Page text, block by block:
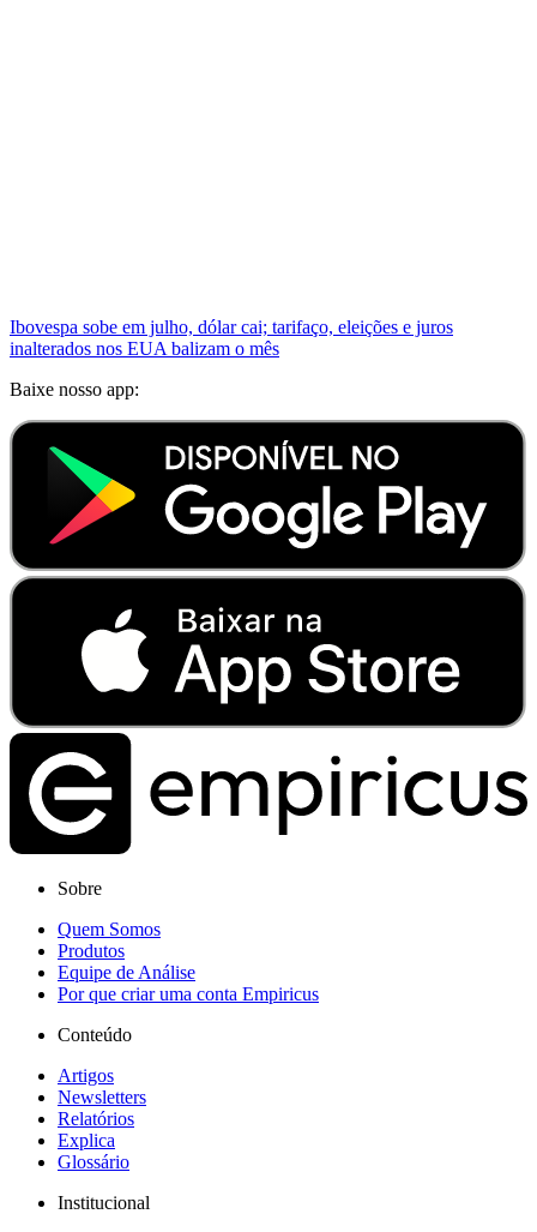
Ibovespa sobe em julho, dólar cai; tarifaço, eleições e juros
inalterados nos EUA balizam o mês
Baixe nosso app:
Sobre
Quem Somos
Produtos
Equipe de Análise
Por que criar uma conta Empiricus
Conteúdo
Artigos
Newsletters
Relatórios
Explica
Glossário
Institucional